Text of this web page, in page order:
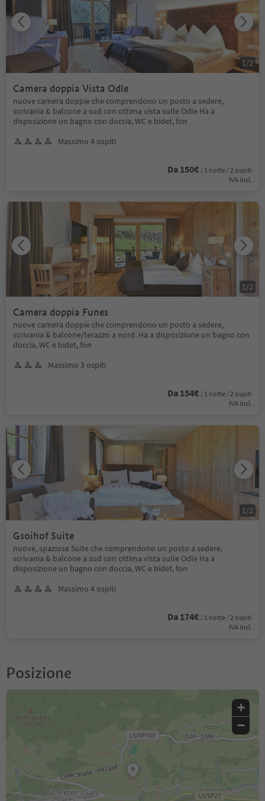
Camera doppia Vista Odle
nuove camera doppie che comprendono un posto a sedere,
scrivania & balcone a sud con ottima vista sulle Odle Ha a
disposizione un bagno con doccia, WC e bidet, fon
Massimo 4 ospiti
Da 150€ / 1 notte / 2 ospiti
IVA incl.
1 /2
Camera doppia Funes
nuove camera doppie che comprendono un posto a sedere,
scrivania & balcone/terazzo a nord. Ha a disposizione un bagno con
doccia, WC e bidet, fon
Massimo 3 ospiti
Da 154€ / 1 notte / 2 ospiti
IVA incl.
1 /2
Gsoihof Suite
nuove, spaziose Suite che comprendono un posto a sedere,
scrivania & balcone a sud con ottima vista sulle Odle Ha a
disposizione un bagno con doccia, WC e bidet, fon
Massimo 4 ospiti
Da 174€ / 1 notte / 2 ospiti
IVA incl.
1 /2
Posizione
+
−